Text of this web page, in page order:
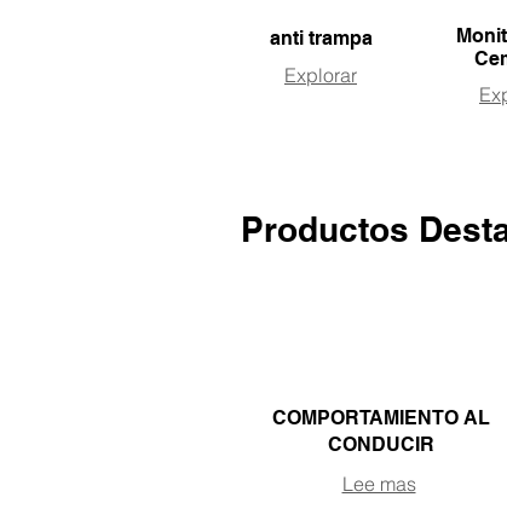
anti trampa
Explorar
Productos
COMPORTAMIENTO AL
CONDUCIR
Lee mas